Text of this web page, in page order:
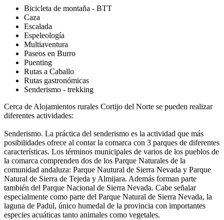
Bicicleta de montaña - BTT
Caza
Escalada
Espeleología
Multiaventura
Paseos en Burro
Puenting
Rutas a Caballo
Rutas gastronómicas
Senderismo - trekking
Cerca de Alojamientos rurales Cortijo del Norte se pueden realizar
diferentes actividades:
Senderismo. La práctica del senderismo es la actividad que más
posibilidades ofrece al contar la comarca con 3 parques de diferentes
características. Los términos municipales de varios de los pueblos de
la comarca comprenden dos de los Parque Naturales de la
comunidad andaluza: Parque Nautural de Sierra Nevada y Parque
Natural de Sierra de Tejeda y Almijara. Además forman parte
también del Parque Nacional de Sierra Nevada. Cabe señalar
especialmente como parte del Parque Natural de Sierra Nevada, la
laguna de Padul, único humedal de la provincia con importantes
especies acuáticas tanto animales como vegetales.